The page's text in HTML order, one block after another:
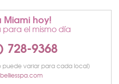
Miami hoy!
para el mismo día
728-9368
puede variar para cada local)